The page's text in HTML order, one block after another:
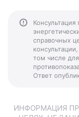
справочных
том числе
Ответ
ИНФОРМАЦИЯ